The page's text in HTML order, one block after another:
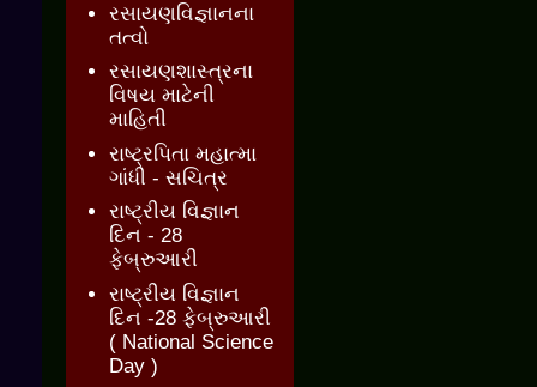
રસાયણવિજ્ઞાનના
તત્વો
રસાયણશાસ્ત્રના
વિષય માટેની
માહિતી
રાષ્ટ્રપિતા મહાત્મા
ગાંધી - સચિત્ર
રાષ્ટ્રીય વિજ્ઞાન
દિન - 28
ફેબ્રુઆરી
રાષ્ટ્રીય વિજ્ઞાન
દિન -28 ફેબ્રુઆરી
( National Science
Day )